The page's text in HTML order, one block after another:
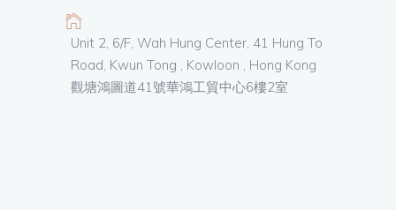
Unit 2, 6/F, Wah Hung Center, 41 Hung To
Road, Kwun Tong , Kowloon , Hong Kong
觀塘鴻圖道41號華鴻工貿中心6樓2室